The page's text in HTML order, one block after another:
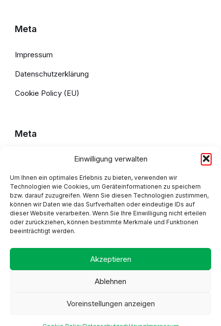
Einwilligung verwalten
Um Ihnen ein optimales Erlebnis zu bieten, verwenden wir
Technologien wie Cookies, um Geräteinformationen zu speichern
bzw. darauf zuzugreifen. Wenn Sie diesen Technologien zustimmen,
können wir Daten wie das Surfverhalten oder eindeutige IDs auf
dieser Website verarbeiten. Wenn Sie Ihre Einwilligung nicht erteilen
oder zurückziehen, können bestimmte Merkmale und Funktionen
beeinträchtigt werden.
Akzeptieren
Ablehnen
Voreinstellungen anzeigen
Meta
Impressum
Datenschutzerklärung
Cookie Policy (EU)
Meta
Datenschutzerklärung
Cookie Policy (EU)
Adresse
Proudly made by Alpsware